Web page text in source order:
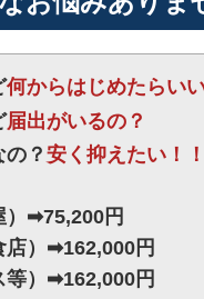
何からはじめたらい
届出がいるの？
？安く抑えたい！！
）➡75,200円
店）➡162,000円
等）➡162,000円